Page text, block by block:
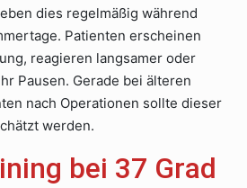
dies regelmäßig während
Patienten erscheinen
reagieren langsamer oder
Pausen. Gerade bei älteren
nach Operationen sollte dieser
werden.
bei 37 Grad